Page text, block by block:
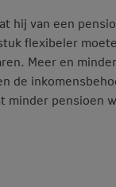
hij van een
flexibeler
Meer en
de
minder pensioen